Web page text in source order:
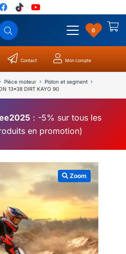
0
Contact Mon compte
Pièce moteur
Piston et segment
13*38 DIRT KAYO 90
: -5% sur tous les
en promotion)
Zoom